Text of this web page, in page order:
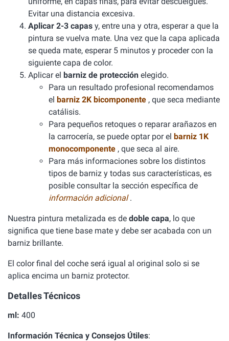
Evitar una distancia excesiva.
Aplicar 2-3 capas y, entre una y otra, esperar a que la
pintura se vuelva mate. Una vez que la capa aplicada
se queda mate, esperar 5 minutos y proceder con la
siguiente capa de color.
Aplicar el barniz de protección elegido.
Para un resultado profesional recomendamos
el barniz 2K bicomponente , que seca mediante
catálisis.
Para pequeños retoques o reparar arañazos en
la carrocería, se puede optar por el barniz 1K
monocomponente , que seca al aire.
Para más informaciones sobre los distintos
tipos de barniz y todas sus características, es
posible consultar la sección específica de
información adicional.
Nuestra pintura metalizada es de doble capa, lo que
significa que tiene base mate y debe ser acabada con un
barniz brillante.
El color final del coche será igual al original solo si se
aplica encima un barniz protector.
Detalles Técnicos
ml: 400
Información Técnica y Consejos Útiles: